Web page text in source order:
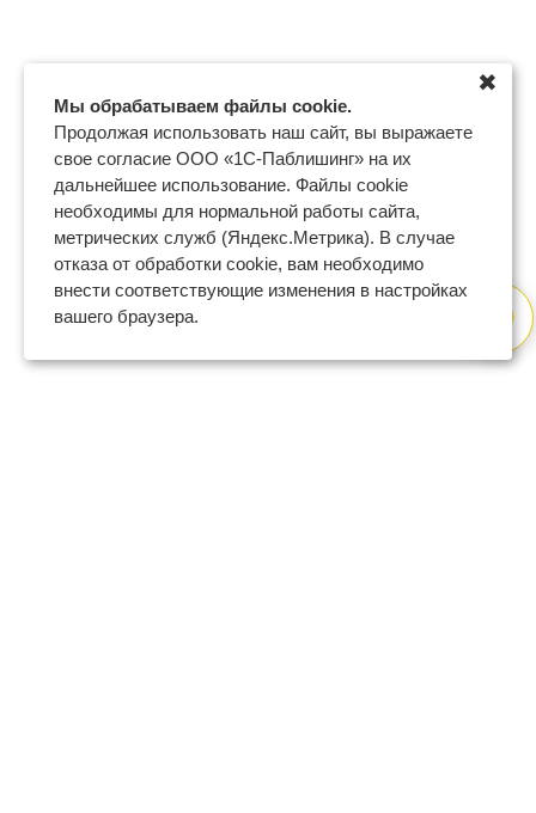
Мы обрабатываем файлы cookie.
Продолжая использовать наш сайт, вы выражаете
свое согласие ООО «1С-Паблишинг» на их
дальнейшее использование. Файлы cookie
необходимы для нормальной работы сайта,
метрических служб (Яндекс.Метрика). В случае
отказа от обработки cookie, вам необходимо
внести соответствующие изменения в настройках
вашего браузера.
✖